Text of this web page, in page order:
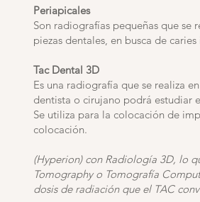
Periapicales
Son radiografías pequeñas que
piezas dentales, en busca de
Tac Dental 3D
Es una radiografía que se realiza
dentista o cirujano podrá estudiar
Se utiliza para la colocación de
colocación.
(Hyperion) con Radiología 3D, lo
Tomography o Tomografía
dosis de radiación que el TAC